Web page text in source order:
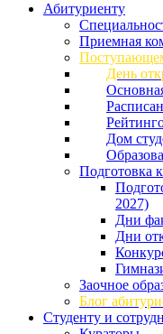
Абитуриенту
Приемная
День
Дом
Подготовка
2027)
Дни
Дни
Заочное
Блог
Студенту и